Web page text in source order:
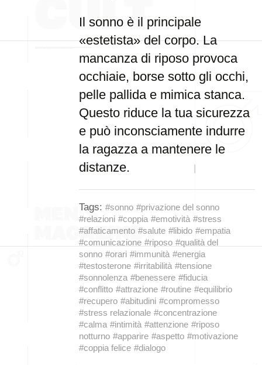
Il sonno è il principale
«estetista» del corpo. La
mancanza di riposo provoca
occhiaie, borse sotto gli occhi,
pelle pallida e mimica stanca.
Questo riduce la tua sicurezza
e può inconsciamente indurre
la ragazza a mantenere le
distanze.
Tags: #sonno #privazione del sonno
#relazioni #coppia #emotività #stress
#affaticamento #salute #libido #empatia
#comunicazione #riposo #qualità del
sonno #orari #immunità #energia
#testosterone #irritabilità #tensione
#sonnolenza #benessere #fiducia
#conflitto #attrazione #routine #equilibrio
#recupero #abitudini #compromesso
#stress relazionale #concentrazione
#calma #intimità #attenzione #riposo
notturno #apparire #aspetto #motivazione
#coppia felice #dialogo